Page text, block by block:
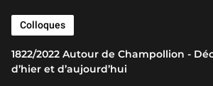
Colloques
1822/2022 Autour de Champollion -
d’hier et d’aujourd’hui